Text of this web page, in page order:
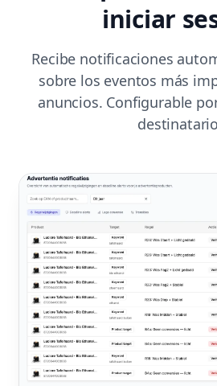
iniciar
Recibe notificaciones
sobre los eventos más
anuncios. Configurable